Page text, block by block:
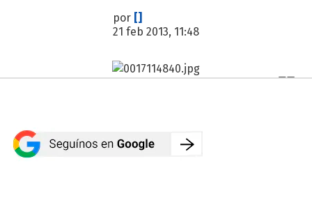
por []
21 feb 2013, 11:48